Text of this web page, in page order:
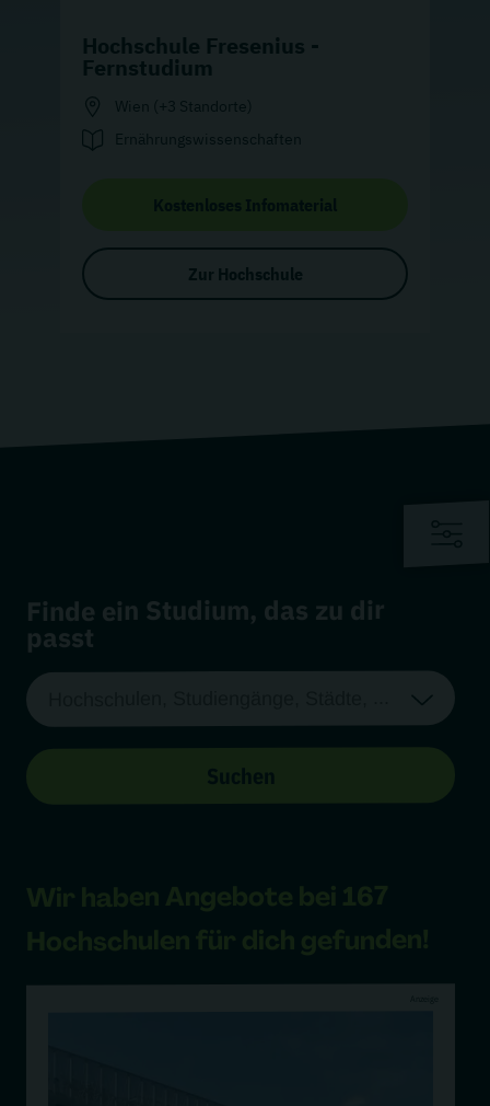
Hochschule Fresenius -
Fernstudium
Wien (+3 Standorte)
Ernährungswissenschaften
Zur Hochschule
Finde ein Studium, das zu dir
passt